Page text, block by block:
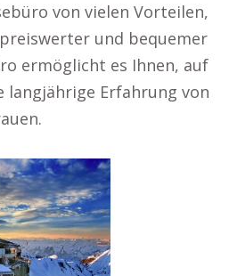
von vielen Vorteilen,
und bequemer
ermöglicht es Ihnen, auf
langjährige Erfahrung von